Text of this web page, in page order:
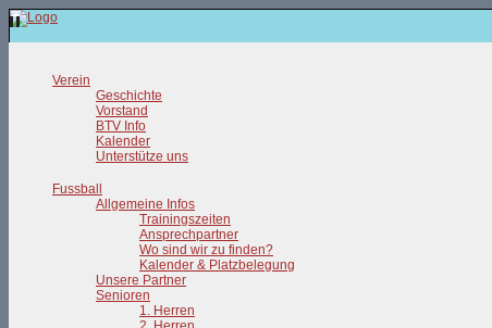
Verein
Geschichte
Vorstand
BTV Info
Kalender
Unterstütze uns
Fussball
Allgemeine Infos
Trainingszeiten
Ansprechpartner
Wo sind wir zu finden?
Kalender & Platzbelegung
Unsere Partner
Senioren
1. Herren